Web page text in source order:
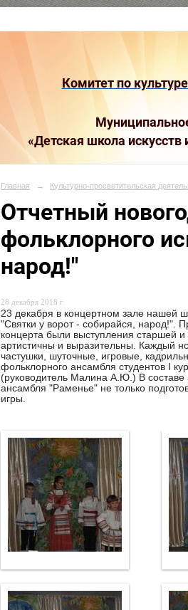
Комитет по
«Детская школа
Главная → Культурно-просветительская
Отчетный
фольклорного
народ!"
28 декабря 2018 г.
23 декабря в концертном зале нашей
"Святки у ворот - собирайся, народ!".
концерта были выступления старшей
артистичны и выразительны. Каждый
частушки, шуточные, игровые,
фольклорного ансамбля студентов I
(руководитель Малина А.Ю.) В составе
ансамбля "Раменье" не только
игры.